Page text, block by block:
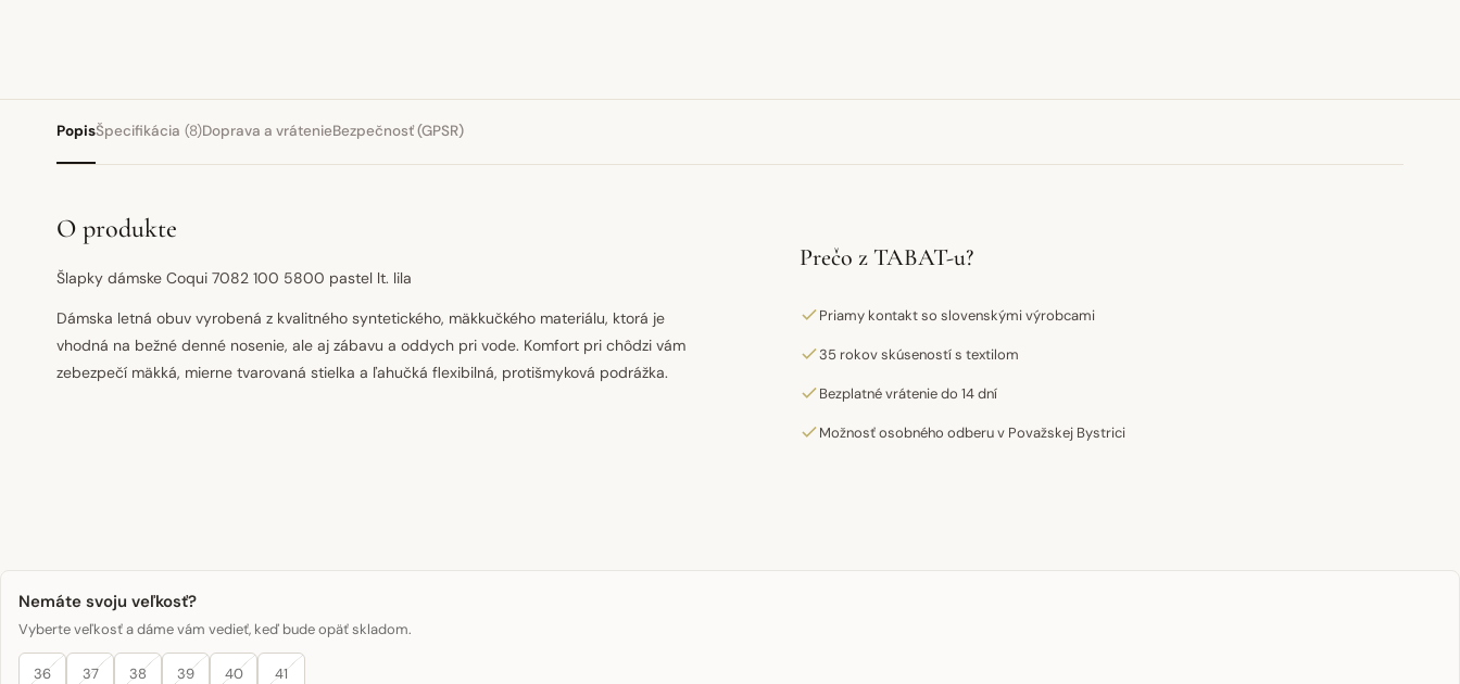
PopisŠpecifikácia (8)Doprava a vrátenieBezpečnosť (GPSR)
O produkte
Šlapky dámske Coqui 7082 100 5800 pastel lt. lila
Dámska letná obuv vyrobená z kvalitného syntetického, mäkkučkého materiálu, ktorá je
vhodná na bežné denné nosenie, ale aj zábavu a oddych pri vode. Komfort pri chôdzi vám
zebezpečí mäkká, mierne tvarovaná stielka a ľahučká flexibilná, protišmyková podrážka.
Prečo z TABAT-u?
Priamy kontakt so slovenskými výrobcami
35 rokov skúseností s textilom
Bezplatné vrátenie do 14 dní
Možnosť osobného odberu v Považskej Bystrici
Nemáte svoju veľkosť?
Vyberte veľkosť a dáme vám vedieť, keď bude opäť skladom.
36 37 38 39 40 41